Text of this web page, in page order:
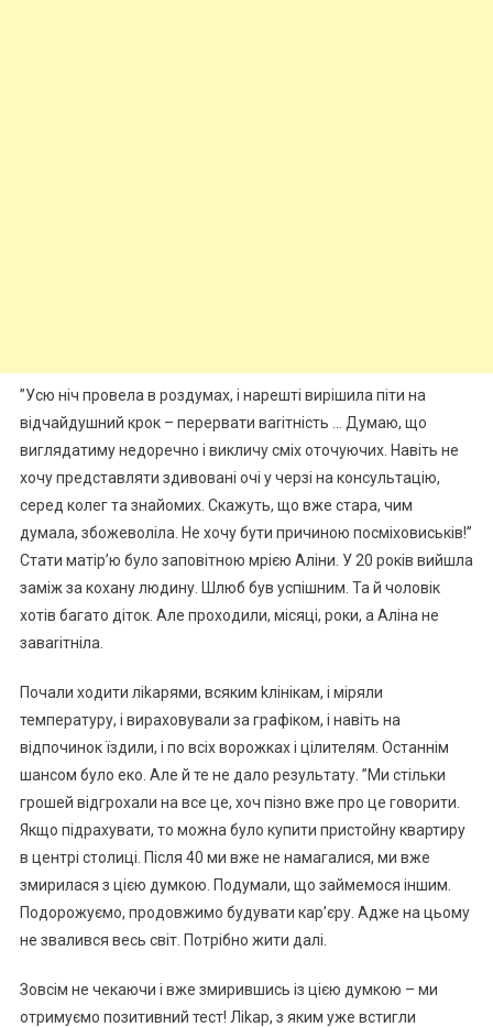
”Усю ніч провела в роздумах, і нарешті вирішила піти на
відчайдушний крок – перервати ваrітність … Думаю, що
виглядатиму недоречно і викличу сміх оточуючих. Навіть не
хочу представляти здивовані очі у черзі на консультацію,
серед колег та знайомих. Скажуть, що вже стара, чим
думала, збожеволіла. Не хочу бути причиною посміховиськів!”
Стати матір’ю було заповітною мрією Аліни. У 20 років вийшла
заміж за кохану людину. Шлюб був успішним. Та й чоловік
хотів багато діток. Але проходили, місяці, роки, а Аліна не
заваrітніла.
Почали ходити ліkарями, всяким kлінікам, і міряли
температуру, і вираховували за графіком, і навіть на
відпочинок їздили, і по всіх ворожках і цілителям. Останнім
шансом було еко. Але й те не дало результату. ”Ми стільки
грошей відгрохали на все це, хоч пізно вже про це говорити.
Якщо підрахувати, то можна було купити пристойну квартиру
в центрі столиці. Після 40 ми вже не намагалися, ми вже
змирилася з цією думкою. Подумали, що займемося іншим.
Подорожуємо, продовжимо будувати кар’єру. Адже на цьому
не звалився весь світ. Потрібно жити далі.
Зовсім не чекаючи і вже змирившись із цією думкою – ми
отримуємо позитивний тест! Ліkар, з яким уже встигли